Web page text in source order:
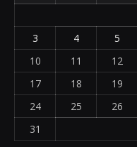
3
4 5
10
11 12
17
18 19
24
25 26
31